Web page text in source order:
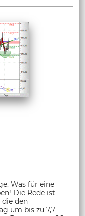
Was für eine
Die Rede ist
die den
um bis zu 7,7